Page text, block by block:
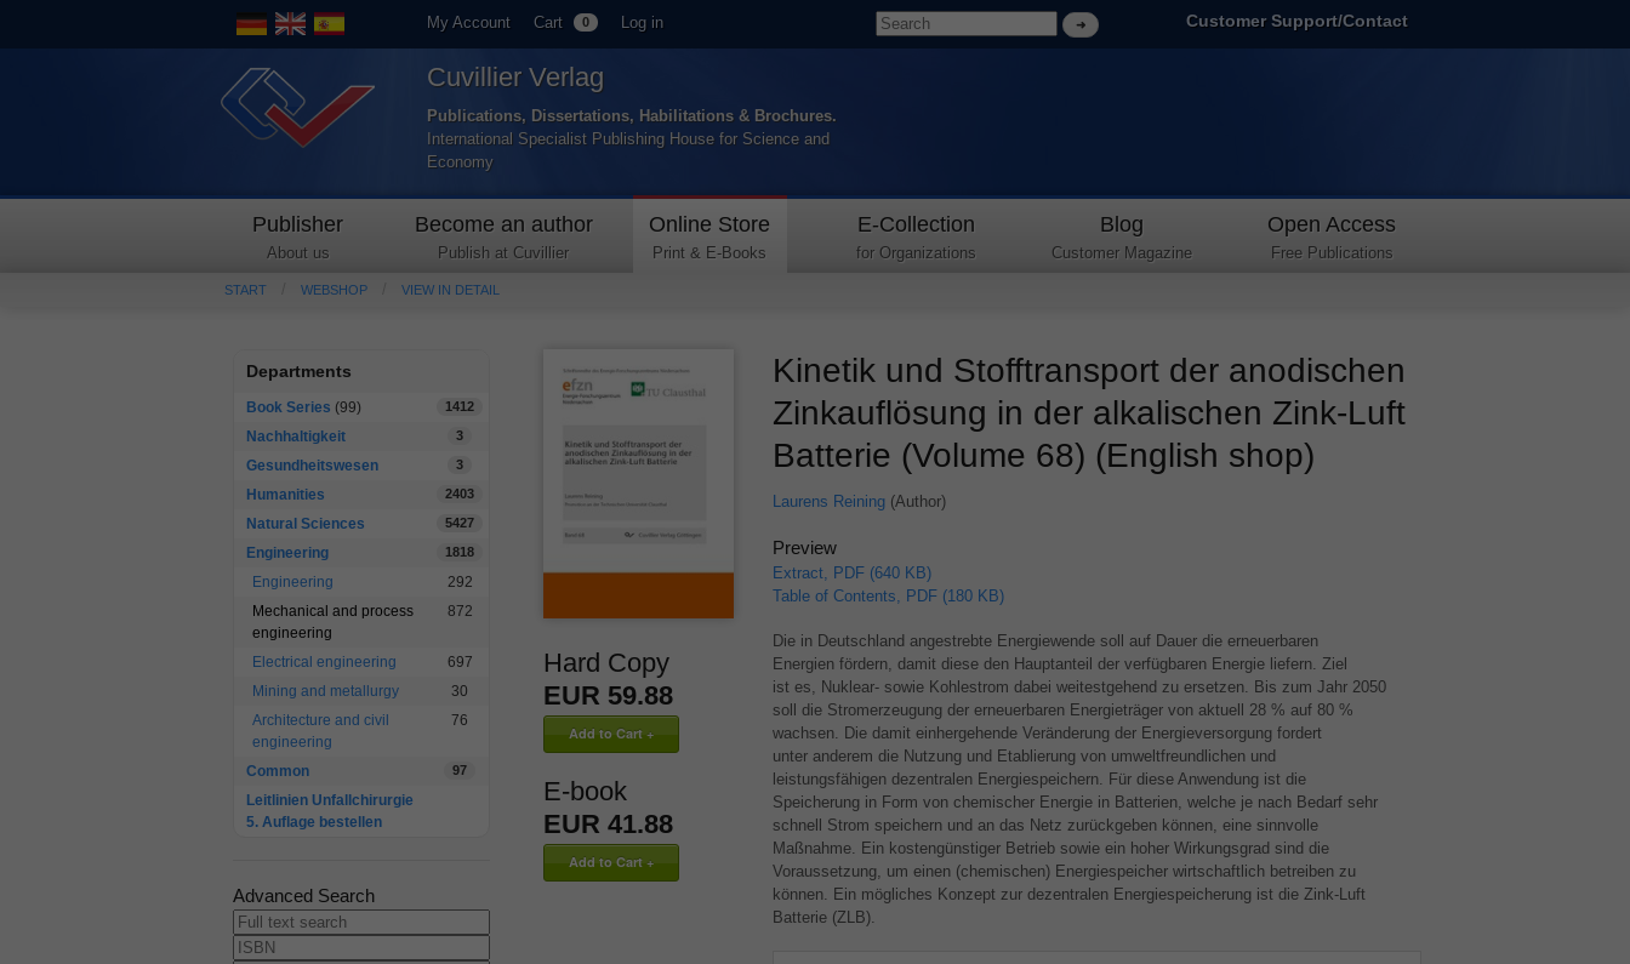
My Account Cart 0 Log in Customer Support/Contact
Cuvillier Verlag
Publications, Dissertations, Habilitations & Brochures.
International Specialist Publishing House for Science and
Economy
Publisher
About us
Become an author
Publish at Cuvillier
Online Store
Print & E-Books
E-Collection
for Organizations
Blog
Customer Magazine
Open Access
Free Publications
START WEBSHOP VIEW IN DETAIL
Departments
Book Series (99) 1412
Nachhaltigkeit 3
Gesundheitswesen 3
Humanities 2403
Natural Sciences 5427
Engineering 1818
Engineering
292
Mechanical and process
engineering
872
Electrical engineering
697
Mining and metallurgy
30
Architecture and civil
engineering
76
Common 97
Leitlinien Unfallchirurgie
5. Auflage bestellen
Advanced Search
Hard Copy
EUR 59.88
E-book
EUR 41.88
Kinetik und Stofftransport der anodischen
Zinkauflösung in der alkalischen Zink-Luft
Batterie (Volume 68) (English shop)
Laurens Reining(Author)
Preview
Extract, PDF (640 KB)
Table of Contents, PDF (180 KB)
Die in Deutschland angestrebte Energiewende soll auf Dauer die erneuerbaren
Energien fördern, damit diese den Hauptanteil der verfügbaren Energie liefern. Ziel
ist es, Nuklear- sowie Kohlestrom dabei weitestgehend zu ersetzen. Bis zum Jahr 2050
soll die Stromerzeugung der erneuerbaren Energieträger von aktuell 28 % auf 80 %
wachsen. Die damit einhergehende Veränderung der Energieversorgung fordert
unter anderem die Nutzung und Etablierung von umweltfreundlichen und
leistungsfähigen dezentralen Energiespeichern. Für diese Anwendung ist die
Speicherung in Form von chemischer Energie in Batterien, welche je nach Bedarf sehr
schnell Strom speichern und an das Netz zurückgeben können, eine sinnvolle
Maßnahme. Ein kostengünstiger Betrieb sowie ein hoher Wirkungsgrad sind die
Voraussetzung, um einen (chemischen) Energiespeicher wirtschaftlich betreiben zu
können. Ein mögliches Konzept zur dezentralen Energiespeicherung ist die Zink-Luft
Batterie (ZLB).